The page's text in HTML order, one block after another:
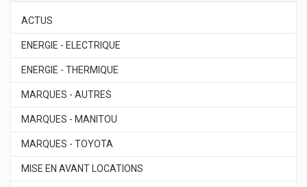
ACTUS
ENERGIE - ELECTRIQUE
ENERGIE - THERMIQUE
MARQUES - AUTRES
MARQUES - MANITOU
MARQUES - TOYOTA
MISE EN AVANT LOCATIONS